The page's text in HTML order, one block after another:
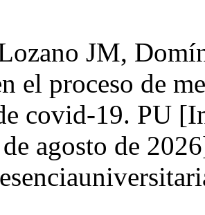
JM,
el proceso de
covid-19. PU
agosto de